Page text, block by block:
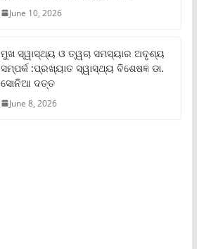
June 10, 2026
ମୁଖ ସ୍ୱାସ୍ଥ୍ୟ ଓ ତ୍ୱଚା ସମସ୍ୟାର ଅଦୃଶ୍ୟ
ସମ୍ପର୍କ :ପ୍ରଖ୍ୟାତ ସ୍ୱାସ୍ଥ୍ୟ ବିଶେଷଜ୍ଞ ଡା.
ସୋନିଆ ଦତ୍ତ
June 8, 2026